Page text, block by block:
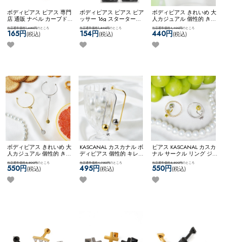
ボディピアス ピアス 専門
店 通販 ナベル カーブド
バーベル 臍 へそピアス
ロック ルーク スナッグ
アンチトラガス アイブロ
ー ネコポスOK
当店通常価格1,650円のところ
165円(税込)
ボディピアス ピアス ピア
ッサー 16g スターターキ
ット初心者 ジュエル キュ
ービックジルコニア ステ
ンレス ネコポスOK
耳たぶ用ピアッサー
当店通常価格1,540円のところ
154円(税込)
ボディピアス きれいめ 大
人カジュアル 個性的 きれ
いめファッション 【ネコ
ポス全品送料無料】
【KASCANAL】Virtical
Circ WF
当店通常価格4,400円のところ
440円(税込)
ボディピアス きれいめ 大
人カジュアル 個性的 きれ
いめファッション 【ネコ
ポス全品送料無料】
【KASCANAL】Stick & Big
CB
当店通常価格5,500円のところ
550円(税込)
KASCANAL カスカナル ボ
ディピアス 個性的 キレイ
め スタッズ カスタム ユ
ニーク 【ネコポス全品送
料無料】【KASCANAL】
3Way Neji Long Circle WF
当店通常価格4,950円のところ
495円(税込)
ピアス KASCANAL カスカ
ナル サークル リング ジ
ュエル キラキラ キレイめ
大ぶりピアス 個性的 【ネ
コポス全品送料無料】
【KASCANAL】
当店通常価格5,500円のところ
550円(税込)